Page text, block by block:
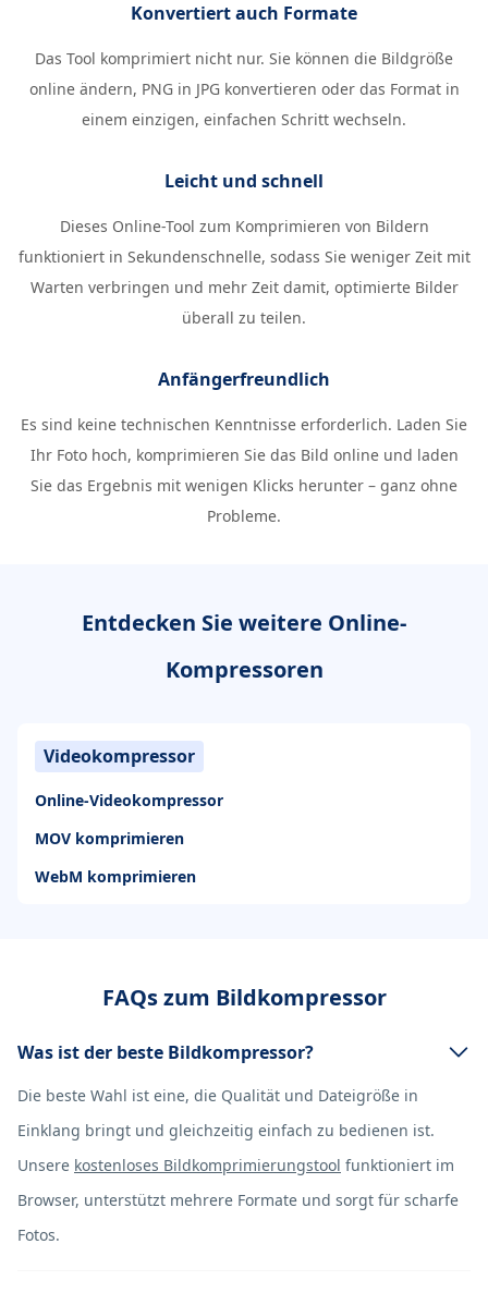
Konvertiert auch Formate
Das Tool komprimiert nicht nur. Sie können die Bildgröße
online ändern, PNG in JPG konvertieren oder das Format in
einem einzigen, einfachen Schritt wechseln.
Leicht und schnell
Dieses Online-Tool zum Komprimieren von Bildern
funktioniert in Sekundenschnelle, sodass Sie weniger Zeit mit
Warten verbringen und mehr Zeit damit, optimierte Bilder
überall zu teilen.
Anfängerfreundlich
Es sind keine technischen Kenntnisse erforderlich. Laden Sie
Ihr Foto hoch, komprimieren Sie das Bild online und laden
Sie das Ergebnis mit wenigen Klicks herunter – ganz ohne
Probleme.
Entdecken Sie weitere Online-
Kompressoren
Videokompressor
Online-Videokompressor
MOV komprimieren
WebM komprimieren
FAQs zum Bildkompressor
Was ist der beste Bildkompressor?
Die beste Wahl ist eine, die Qualität und Dateigröße in
Einklang bringt und gleichzeitig einfach zu bedienen ist.
Unsere kostenloses Bildkomprimierungstool funktioniert im
Browser, unterstützt mehrere Formate und sorgt für scharfe
Fotos.